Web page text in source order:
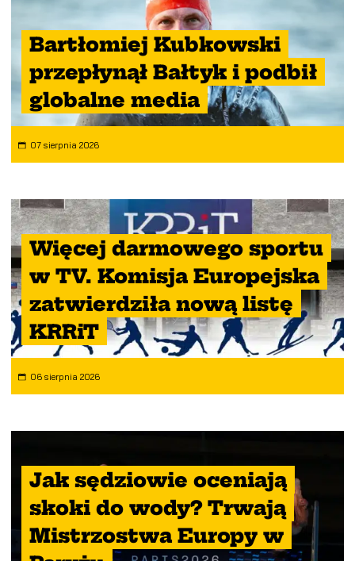
Bartłomiej Kubkowski
przepłynął Bałtyk i podbił
globalne media
07 sierpnia 2026
Więcej darmowego sportu
w TV. Komisja Europejska
zatwierdziła nową listę
KRRiT
06 sierpnia 2026
Jak sędziowie oceniają
skoki do wody? Trwają
Mistrzostwa Europy w